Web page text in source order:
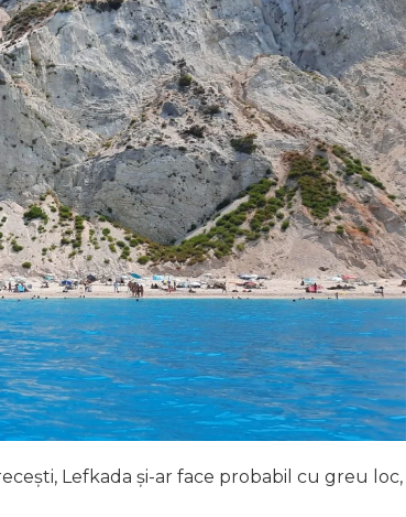
Lefkada și-ar face probabil cu greu loc,